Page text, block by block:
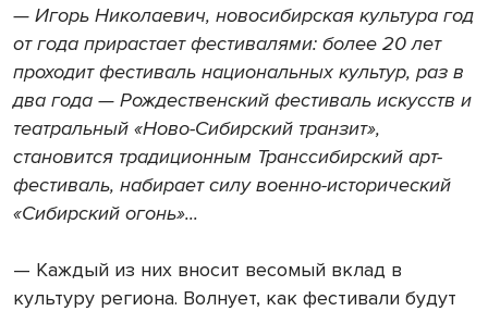
— Игорь Николаевич, новосибирская культура год
от года прирастает фестивалями: более 20 лет
проходит фестиваль национальных культур, раз в
два года — Рождественский фестиваль искусств и
театральный «Ново-Сибирский транзит»,
становится традиционным Транссибирский арт-
фестиваль, набирает силу военно-исторический
«Сибирский огонь»...
— Каждый из них вносит весомый вклад в
культуру региона. Волнует, как фестивали будут